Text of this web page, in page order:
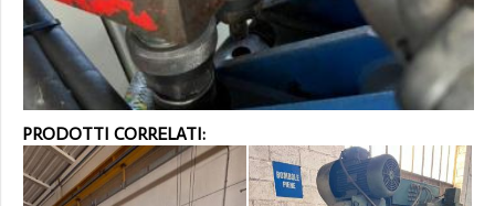
PRODOTTI CORRELATI: